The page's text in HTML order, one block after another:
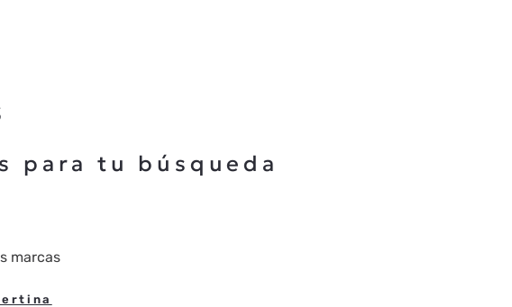
para tu búsqueda
marcas